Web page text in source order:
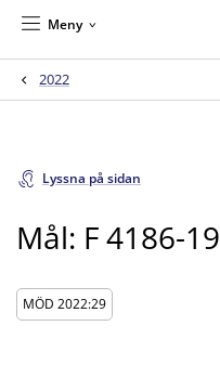
Meny
2022
Lyssna på sidan
Mål: F 4186-19
MÖD 2022:29